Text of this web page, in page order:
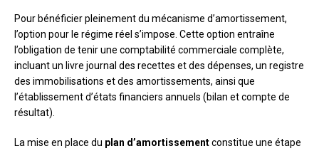
Pour bénéficier pleinement du mécanisme d’amortissement,
l’option pour le régime réel s’impose. Cette option entraîne
l’obligation de tenir une comptabilité commerciale complète,
incluant un livre journal des recettes et des dépenses, un registre
des immobilisations et des amortissements, ainsi que
l’établissement d’états financiers annuels (bilan et compte de
résultat).
La mise en place du plan d’amortissementconstitue une étape